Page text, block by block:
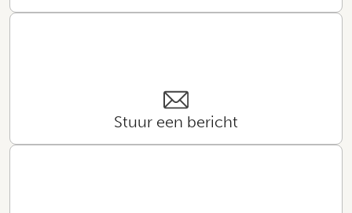
Stuur een bericht